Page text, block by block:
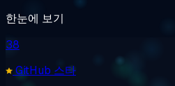
한눈에 보기
38
GitHub 스타